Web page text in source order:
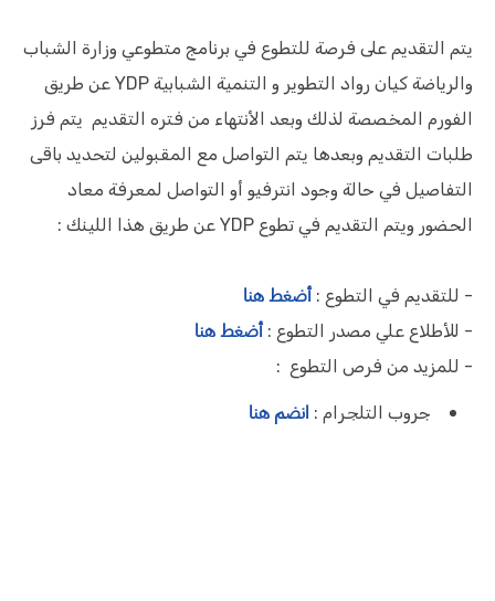
يتم التقديم على فرصة للتطوع في برنامج متطوعي وزارة الشباب
والرياضة كيان رواد التطوير و التنمية الشبابية YDP عن طريق
الفورم المخصصة لذلك وبعد الأنتهاء من فتره التقديم يتم فرز
طلبات التقديم وبعدها يتم التواصل مع المقبولين لتحديد باقى
التفاصيل في حالة وجود انترفيو أو التواصل لمعرفة معاد
الحضور ويتم التقديم في تطوع YDP عن طريق هذا اللينك :
- للتقديم في التطوع : أضغط هنا
- للأطلاع علي مصدر التطوع : أضغط هنا
- للمزيد من فرص التطوع :
جروب التلجرام : انضم هنا